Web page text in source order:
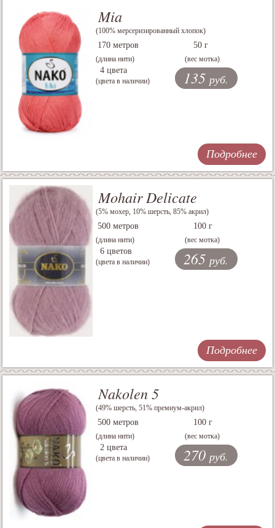
Mia
(100% мерсеризированный хлопок)
170 метров
(длина нити)
50 г
(вес мотка)
4 цвета
(цвета в наличии) 135 руб.
Подробнее
Mohair Delicate
(5% мохер, 10% шерсть, 85% акрил)
500 метров
(длина нити)
100 г
(вес мотка)
6 цветов
(цвета в наличии) 265руб.
Подробнее
Nakolen 5
(49% шерсть, 51% премиум-акрил)
500 метров
(длина нити)
100 г
(вес мотка)
2 цвета
(цвета в наличии) 270 руб.